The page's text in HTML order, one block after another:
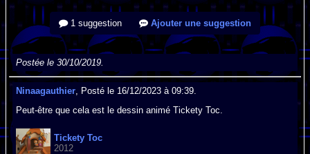
1 suggestion Ajouter une suggestion
Postée le 30/10/2019.
Ninaagauthier , Posté le 16/12/2023 à 09:39.
Peut-être que cela est le dessin animé Tickety Toc.
Tickety Toc
2012